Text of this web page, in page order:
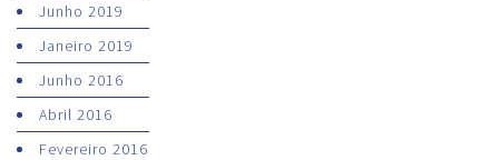
Junho 2019
Janeiro 2019
Junho 2016
Abril 2016
Fevereiro 2016